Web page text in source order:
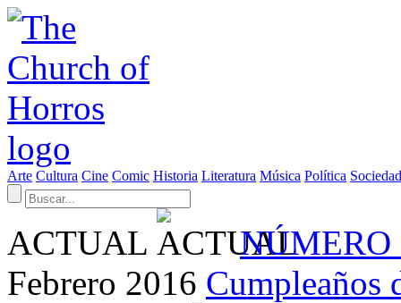
Arte Cultura Cine Comic Historia Literatura Música Política Sociedad
ACTUAL
NÚMERO
Febrero 2016 Cumpleaños